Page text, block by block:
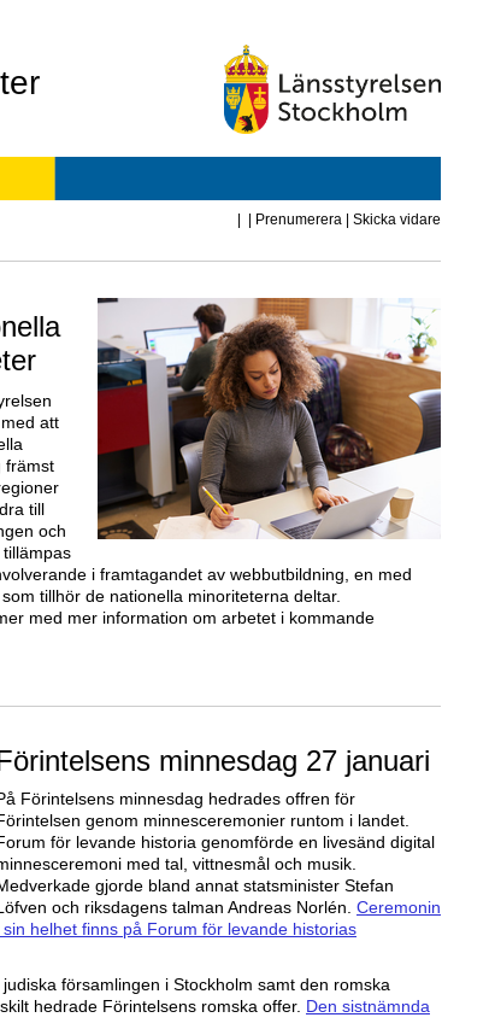
Prenumerera Skicka vidare
att
främst
till
och
i framtagandet av webbutbildning, en med
tillhör de nationella minoriteterna deltar.
med mer information om arbetet i kommande
minnesdag 27 januari
Förintelsens minnesdag hedrades offren för
genom minnesceremonier runtom i landet.
för levande historia genomförde en livesänd digital
med tal, vittnesmål och musik.
gjorde bland annat statsminister Stefan
och riksdagens talman Andreas Norlén. Ceremonin
sin helhet finns på Forum för levande historias
församlingen i Stockholm samt den romska
hedrade Förintelsens romska offer. Den sistnämnda